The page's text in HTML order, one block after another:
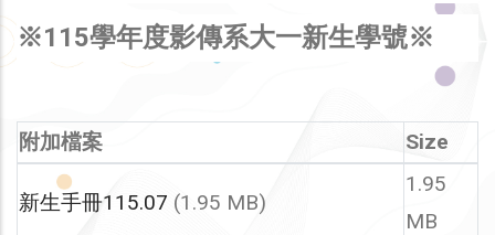
※115學年度影傳系大一新生學號※
附加檔案 Size
新生手冊115.07 (1.95 MB)
1.95
MB